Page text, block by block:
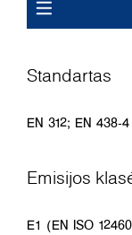
Standartas
EN 312; EN 438-4
Emisijos
E1 (EN ISO